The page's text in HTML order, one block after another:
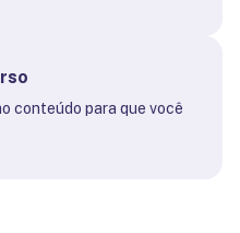
conteúdo para que você